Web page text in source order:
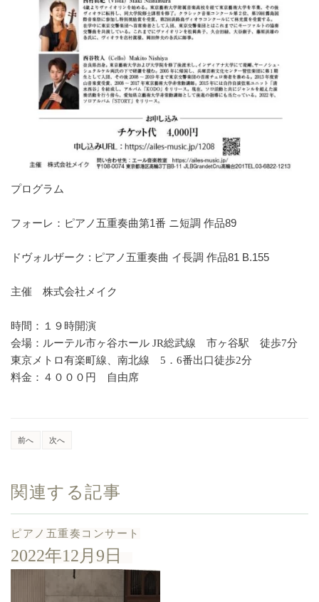
プログラム
フォーレ：ピアノ五重奏曲第1番 ニ短調 作品89
ドヴォルザーク : ピアノ五重奏曲 イ長調 作品81 B.155
主催 株式会社メイク
時間：１９時開演
会場：ルーテル市ヶ谷ホール JR総武線 市ヶ谷駅 徒歩7分
東京メトロ有楽町線、南北線 5．6番出口徒歩2分
料金：４０００円 自由席
前へ 次へ
関連する記事
ピアノ五重奏コンサート
2022年12月9日